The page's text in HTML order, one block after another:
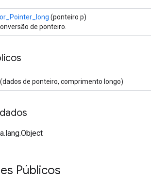
(ponteiro p)
de ponteiro.
(dados de ponteiro, comprimento longo)
Públicos